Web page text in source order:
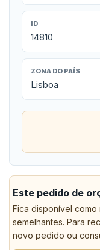
ID
14810
ZONA DO PAÍS
Lisboa
Este pedido de
Fica disponível
semelhantes. Para
novo pedido ou